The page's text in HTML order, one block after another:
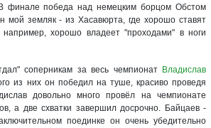
финале победа над немецким борцом Обстом
мой земляк - из Хасавюрта, где хорошо ставят
хорошо владеет "проходами" в ноги
соперникам за весь чемпионат Владислав
из них он победил на туше, красиво проведя
довольно много провёл на чемпионате
а две схватки завершил досрочно. Байцаев -
поединке он очень убедительно